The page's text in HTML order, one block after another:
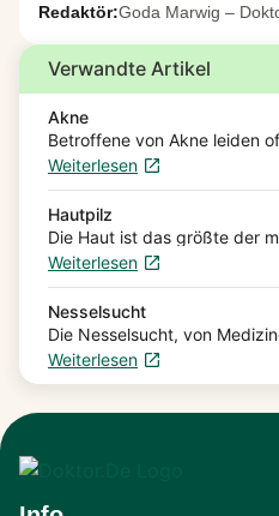
Redaktör:Goda Marwig –
Verwandte Artikel
Akne
Betroffene von Akne leiden
Unreinheiten der Haut. Akne
Haut, die durch eine
Talgdrüsen verursacht…
Weiterlesen
Hautpilz
Die Haut ist das größte der
kann von verschiedenen
sein. Hautpilze
Überbegriff von
Weiterlesen
Nesselsucht
Die Nesselsucht, von
verursacht juckende
und Größe stark variieren
verschiedene Ursachen
Weiterlesen